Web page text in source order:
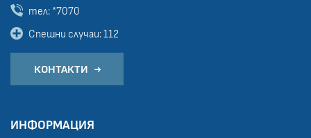
тел: *7070
Спешни случаи: 112
КОНТАКТИ
ИНФОРМАЦИЯ